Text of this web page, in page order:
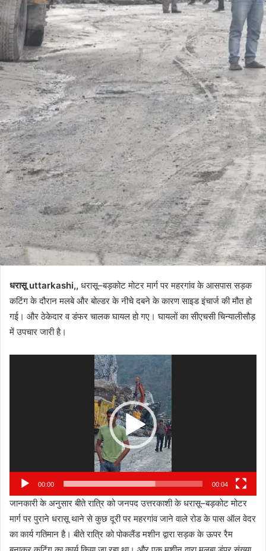
धरासू uttarkashi,, धरासू–बड़कोट मोटर मार्ग पर महरगांव के आसपास सड़क
कटिंग के दौरान मलबे और बोल्डर के नीचे दबने के कारण साइड इंचार्ज की मौत हो
गई। और ठेकेदार व डंफर चालक घायल हो गए। घायलों का सीएचसी चिन्यालीसौड़
में उपचार जारी है।
00:00 00:04
जानकारी के अनुसार बीते रात्रि को जनपद उत्तरकाशी के धरासू–बड़कोट मोटर
मार्ग पर पुराने धरासू थाने से कुछ दूरी पर महरगांव जाने वाले रोड के पास ऑल वेदर
का कार्य गतिमान है। बीते रात्रि को पोकलैंड मशीन द्वारा सड़क के ऊपर रैम